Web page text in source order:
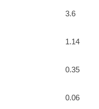
3.6
1.14
锡 0.35
３ 0.06